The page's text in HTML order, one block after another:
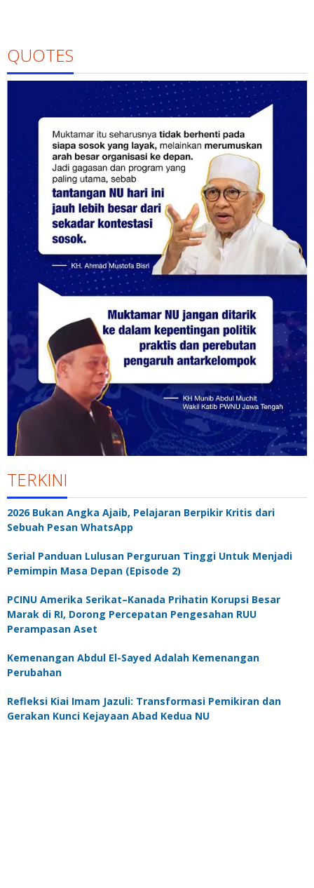
QUOTES
TERKINI
2026 Bukan Angka Ajaib, Pelajaran Berpikir Kritis dari
Sebuah Pesan WhatsApp
Serial Panduan Lulusan Perguruan Tinggi Untuk Menjadi
Pemimpin Masa Depan (Episode 2)
PCINU Amerika Serikat–Kanada Prihatin Korupsi Besar
Marak di RI, Dorong Percepatan Pengesahan RUU
Perampasan Aset
Kemenangan Abdul El-Sayed Adalah Kemenangan
Perubahan
Refleksi Kiai Imam Jazuli: Transformasi Pemikiran dan
Gerakan Kunci Kejayaan Abad Kedua NU